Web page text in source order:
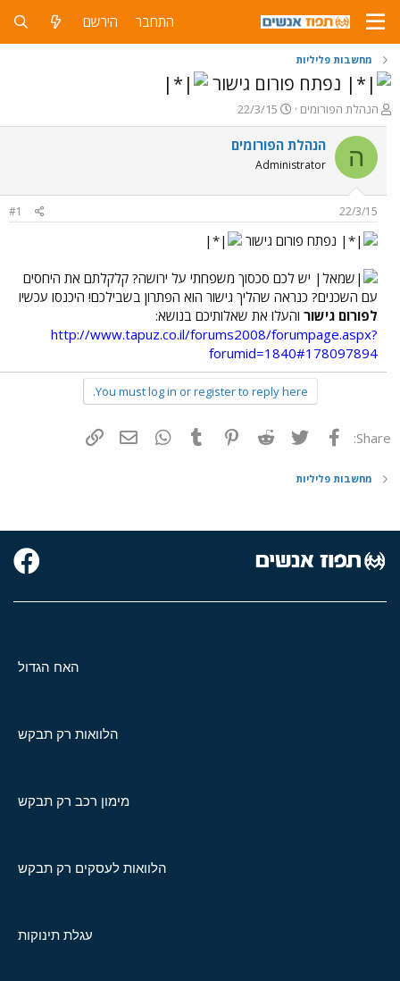
התחבר הירשם
מחשבות פליליות
נפתח פורום גישור
פ
ו
ת
ח
ה
ש
א
הנהלת הפורומים
פ
ו
ר
ם
ר
22/3/15
ה הנהלת הפורומים
Administrator
22/3/15
#1
נפתח פורום גישור
יש לכם סכסוך משפחתי על ירושה? קלקלתם את היחסים
עם השכנים? כנראה שהליך גישור הוא הפתרון בשבילכם! היכנסו עכשיו
לפורום גישור והעלו את שאלותיכם בנושא:
http://www.tapuz.co.il/forums2008/forumpage.aspx?
forumid=1840#178097894
You must log in or register to reply here.
Share: פייסבוק Twitter
Reddit
Pinterest
Tumblr
WhatsAppדואר אלקטרוני
מחשבות פליליות
האח הגדול
הלוואות רק תבקש
מימון רכב רק תבקש
הלוואות לעסקים רק תבקש
עגלת תינוקות